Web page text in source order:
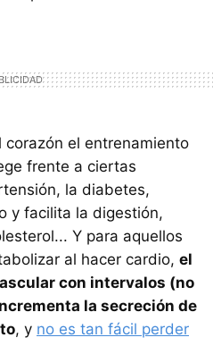
el entrenamiento
frente a ciertas
la diabetes,
y facilita la digestión,
Y para aquellos
al hacer cardio, el
con intervalos (no
la secreción de
, y no es tan fácil perder